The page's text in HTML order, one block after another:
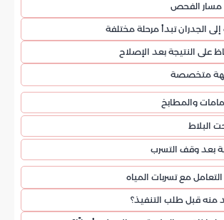
مسار الفحص
الجدران تبدأ مرحلة مختلفة
على النتيجة بعد الإصلاح
جهة متخصصة
والمطابخ
البلاط
بعد وقف التسرب
مع تسربات المياه
منه قبل طلب التنفيذ؟